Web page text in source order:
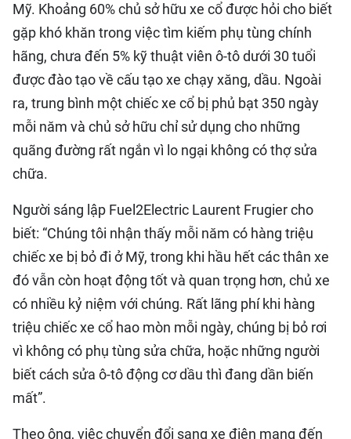
Mỹ. Khoảng 60% chủ sở hữu xe cổ được hỏi cho biết
gặp khó khăn trong việc tìm kiếm phụ tùng chính
hãng, chưa đến 5% kỹ thuật viên ô-tô dưới 30 tuổi
được đào tạo về cấu tạo xe chạy xăng, dầu. Ngoài
ra, trung bình một chiếc xe cổ bị phủ bạt 350 ngày
mỗi năm và chủ sở hữu chỉ sử dụng cho những
quãng đường rất ngắn vì lo ngại không có thợ sửa
chữa.
Người sáng lập Fuel2Electric Laurent Frugier cho
biết: “Chúng tôi nhận thấy mỗi năm có hàng triệu
chiếc xe bị bỏ đi ở Mỹ, trong khi hầu hết các thân xe
đó vẫn còn hoạt động tốt và quan trọng hơn, chủ xe
có nhiều kỷ niệm với chúng. Rất lãng phí khi hàng
triệu chiếc xe cổ hao mòn mỗi ngày, chúng bị bỏ rơi
vì không có phụ tùng sửa chữa, hoặc những người
biết cách sửa ô-tô động cơ dầu thì đang dần biến
mất”.
Theo ông, việc chuyển đổi sang xe điện mang đến